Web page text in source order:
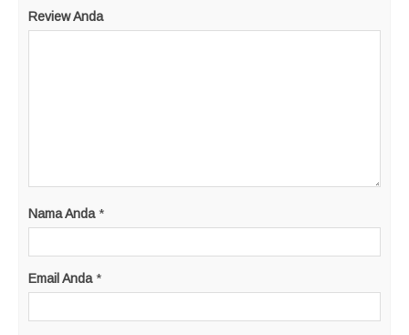
Review Anda
Nama Anda *
Email Anda *